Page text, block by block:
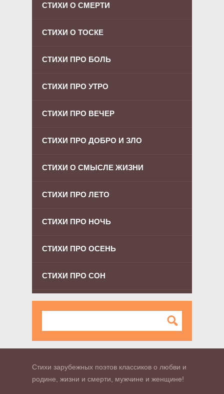
СТИХИ О СМЕРТИ
СТИХИ О ТОСКЕ
СТИХИ ПРО БОЛЬ
СТИХИ ПРО УТРО
СТИХИ ПРО ВЕЧЕР
СТИХИ ПРО ДОБРО И ЗЛО
СТИХИ О СМЫСЛЕ ЖИЗНИ
СТИХИ ПРО ЛЕТО
СТИХИ ПРО НОЧЬ
СТИХИ ПРО ОСЕНЬ
СТИХИ ПРО СОН
Стихи зарубежных поэтов классиков о любви и
родине, жизни и смерти, мужчине и женщине!